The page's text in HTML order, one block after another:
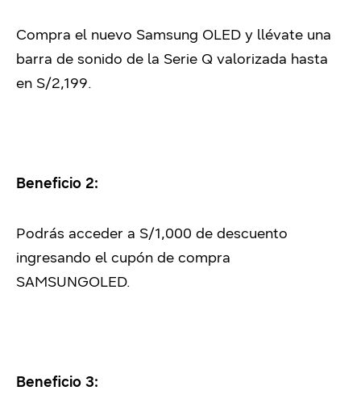
Compra el nuevo Samsung OLED y llévate una
barra de sonido de la Serie Q valorizada hasta
en S/2,199.
Beneficio 2:
Podrás acceder a S/1,000 de descuento
ingresando el cupón de compra
SAMSUNGOLED.
Beneficio 3: